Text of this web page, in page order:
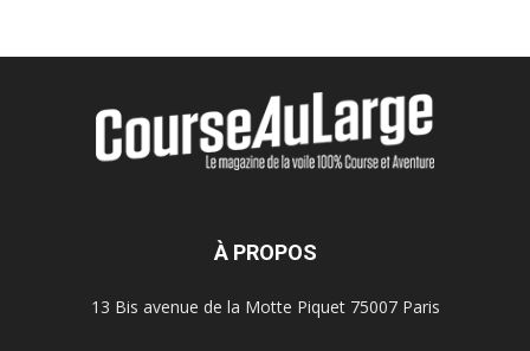
À PROPOS
13 Bis avenue de la Motte Piquet 75007 Paris